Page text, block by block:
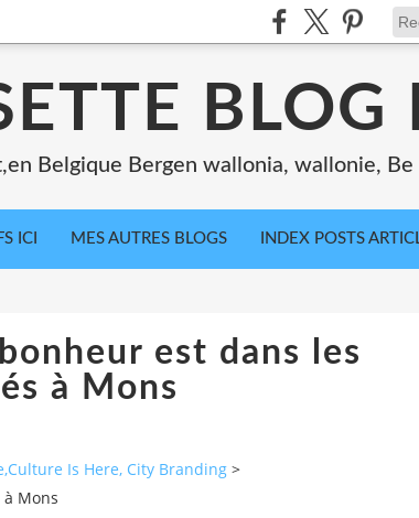
BLOG
Belgique Bergen wallonia, wallonie,
ICI MES AUTRES BLOGS INDEX POSTS
est dans les
à Mons
Is Here, City Branding >
Mons